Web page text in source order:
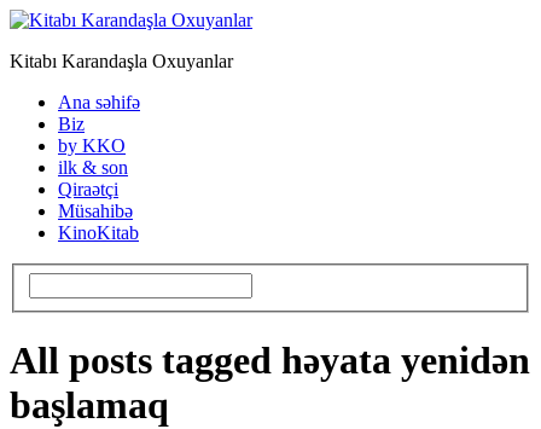
Kitabı Karandaşla Oxuyanlar
Ana səhifə
Biz
by KKO
ilk & son
Qiraətçi
Müsahibə
KinoKitab
All posts tagged həyata yenidən
başlamaq